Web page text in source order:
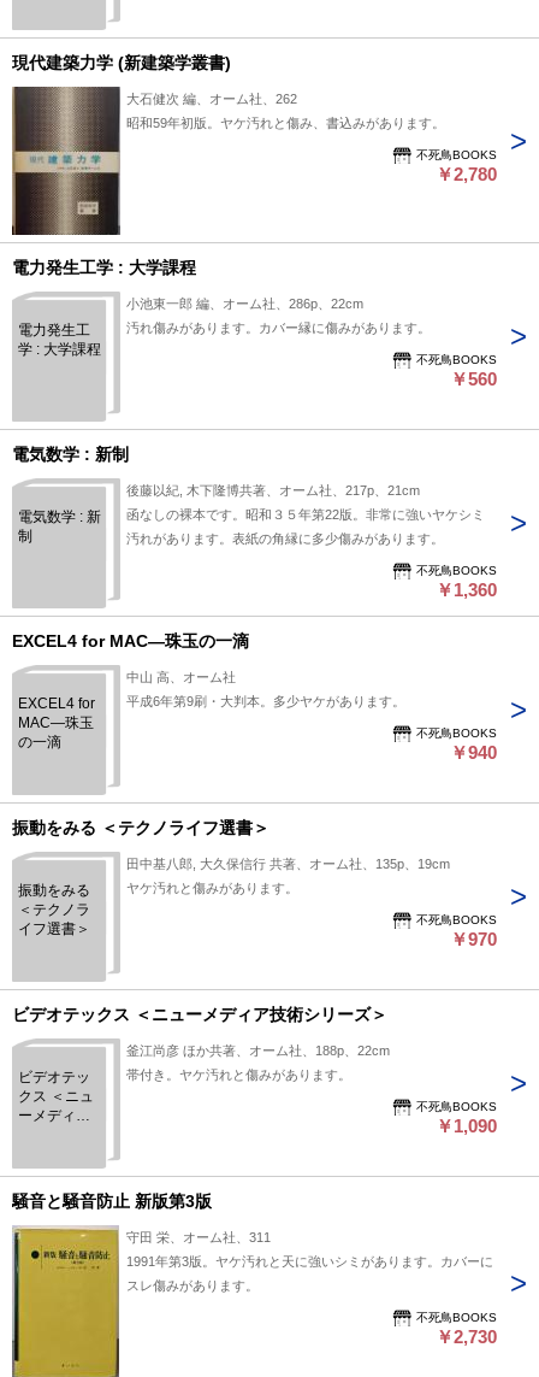
現代建築力学 (新建築学叢書)
大石健次 編、オーム社、262
昭和59年初版。ヤケ汚れと傷み、書込みがあります。
不死鳥BOOKS
￥2,780
電力発生工学 : 大学課程
電力発生工
学 : 大学課程
小池東一郎 編、オーム社、286p、22cm
汚れ傷みがあります。カバー縁に傷みがあります。
不死鳥BOOKS
￥560
電気数学 : 新制
電気数学 : 新
制
後藤以紀, 木下隆博共著、オーム社、217p、21cm
函なしの裸本です。昭和３５年第22版。非常に強いヤケシミ
汚れがあります。表紙の角縁に多少傷みがあります。
不死鳥BOOKS
￥1,360
EXCEL4 for MAC―珠玉の一滴
EXCEL4 for
MAC―珠玉
の一滴
中山 高、オーム社
平成6年第9刷・大判本。多少ヤケがあります。
不死鳥BOOKS
￥940
振動をみる ＜テクノライフ選書＞
振動をみる
＜テクノラ
イフ選書＞
田中基八郎, 大久保信行 共著、オーム社、135p、19cm
ヤケ汚れと傷みがあります。
不死鳥BOOKS
￥970
ビデオテックス ＜ニューメディア技術シリーズ＞
ビデオテッ
クス ＜ニュ
ーメディア
釜江尚彦 ほか共著、オーム社、188p、22cm
帯付き。ヤケ汚れと傷みがあります。
不死鳥BOOKS
￥1,090
騒音と騒音防止 新版第3版
守田 栄、オーム社、311
1991年第3版。ヤケ汚れと天に強いシミがあります。カバーに
スレ傷みがあります。
不死鳥BOOKS
￥2,730